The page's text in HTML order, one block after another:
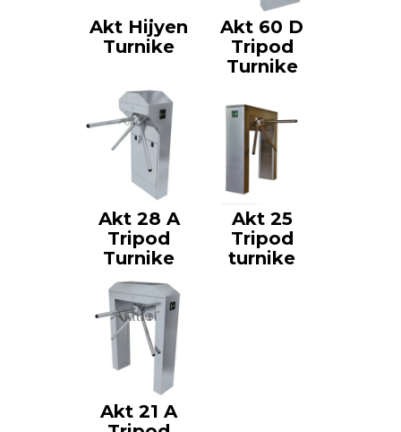
Akt Hijyen
Turnike
Akt 60 D
Tripod
Turnike
Akt 28 A
Tripod
Turnike
Akt 25
Tripod
turnike
Akt 21 A